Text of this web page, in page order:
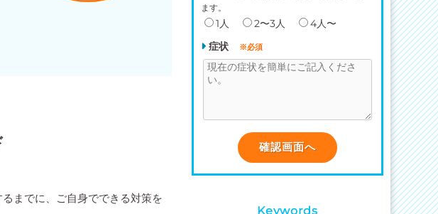
までに、ご自身でできる対策を
ます。
1人 2〜3人
4人〜
症状
※必須
Keywords